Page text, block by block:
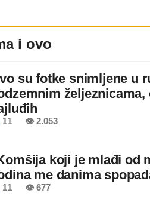
i ovo
su fotke snimljene u
11 👁 2.053
koji je mlađi od
me danima
11 👁 677